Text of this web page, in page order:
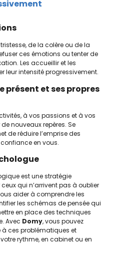
de la colère ou de la
ces émotions ou tenter de
Les accueillir et les
leur intensité progressivement.
présent et ses propres
à vos passions et à vos
nouveaux repères. Se
de réduire l’emprise des
en vous.
est une stratégie
qui n’arrivent pas à oublier
aider à comprendre les
les schémas de pensée qui
en place des techniques
Avec Domy, vous pouvez
à ces problématiques et
rythme, en cabinet ou en